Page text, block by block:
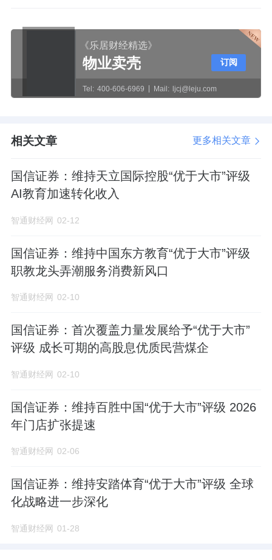
《乐居财经精选》
物业卖壳
Tel: 400-606-6969 Mail: ljcj@leju.com
订阅
相关文章 更多相关文章
国信证券：维持天立国际控股“优于大市”评级
AI教育加速转化收入
智通财经网 02-12
国信证券：维持中国东方教育“优于大市”评级
职教龙头弄潮服务消费新风口
智通财经网 02-10
国信证券：首次覆盖力量发展给予“优于大市”
评级 成长可期的高股息优质民营煤企
智通财经网 02-10
国信证券：维持百胜中国“优于大市”评级 2026
年门店扩张提速
智通财经网 02-06
国信证券：维持安踏体育“优于大市”评级 全球
化战略进一步深化
智通财经网 01-28